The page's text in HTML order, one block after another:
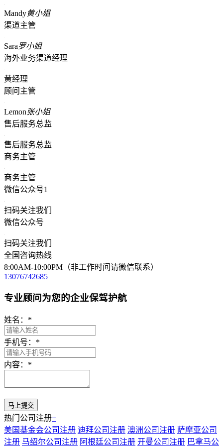
Mandy黄小姐
渠道主管
Sara罗小姐
海外业务渠道经理
黄经理
顾问主管
Lemon张小姐
售后服务总监
售后服务总监
商务主管
商务主管
微信公众号1
扫码关注我们
微信公众号
扫码关注我们
全国咨询热线
8:00AM-10:00PM（非工作时间请微信联系）
13076742685
专业顾问为您的企业保驾护航
姓名： *
手机号： *
内容： *
热门公司注册+
美国基金会公司注册 迪拜公司注册 澳洲公司注册 萨摩亚公司
注册 马绍尔公司注册 阿根廷公司注册 开曼公司注册 巴拿马公